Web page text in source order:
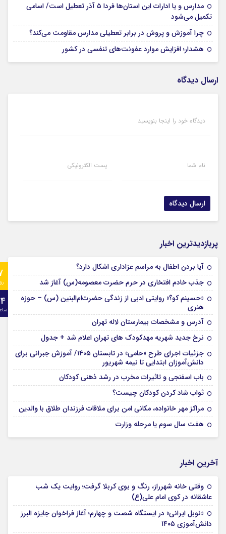
مدارس و یا ادارات این استان‌ها فردا ۵ آذر تعطیل است/ اسامی
تکمیل می‌شود
چرا آموزش و پروش در برابر تعطیلی مدارس مقاومت می‌کند؟
هشدار؛ افزایش موارد عفونت‌های تنفسی در کشور
ارسال دیدگاه
دیدگاه خود را اینجا بنویسید
نام شما پست الکترونیکی
پربازدیدترین اخبار
آیا بردن اطفال به مراسم عزادارى اشکال دارد؟
جذب خادم افتخاری در حرم حضرت معصومه(س) آغاز شد
«حسینم کو؟» روایتی ادبی از زندگی حضرت‌ام‌البنین (س) – حوزه
هنری
آدرس و مشخصات بیمارستان لاله تهران
نرخ جدید شهریه مهدکودک های تهران اعلام شد + جدول
جزئیات اجرای طرح «حامی» در تابستان ۱۴۰۵/ آموزش جبرانی برای
دانش‌آموزان ابتدایی تا نیمه شهریور
باب اسفنجی و تاثیرات مخرب در رشد ذهنی کودکان
ثواب شاد کردن کودکان چیست؟
مراکز مهر خانواده، مکانی امن برای ملاقات فرزندان طلاق با والدین
هفت سال سوم یا مرحله وزارت
آخرین اخبار
وقتی خانه شهرراز، رنگ و بوی کربلا گرفت؛ روایت یک شب
عاشقانه در کوی امام علی(ع)
«نوبل ایرانی» در ایستگاه شصت و چهارم؛ آغاز فراخوان جایزه البرز
دانش‌آموزی ۱۴۰۵